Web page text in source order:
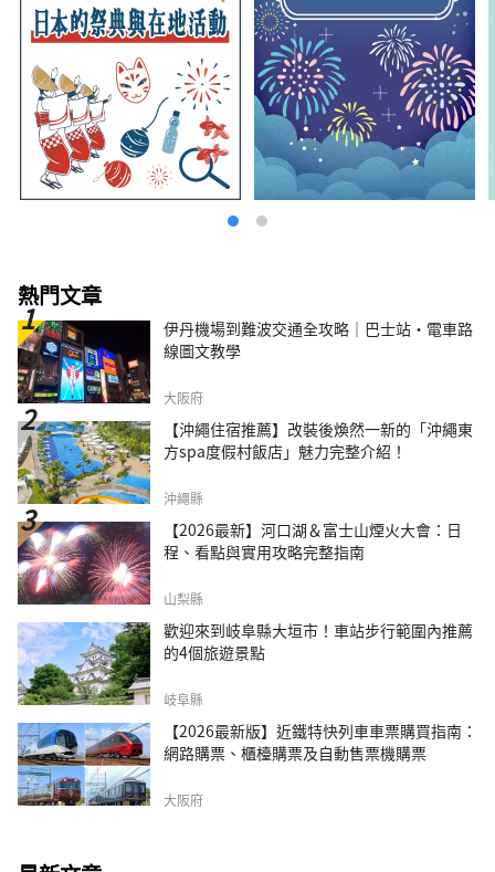
熱門文章
伊丹機場到難波交通全攻略｜巴士站・電車路
線圖文教學
大阪府
【沖繩住宿推薦】改裝後煥然一新的「沖繩東
方spa度假村飯店」魅力完整介紹！
沖繩縣
【2026最新】河口湖＆富士山煙火大會：日
程、看點與實用攻略完整指南
山梨縣
歡迎來到岐阜縣大垣市！車站步行範圍內推薦
的4個旅遊景點
岐阜縣
【2026最新版】近鐵特快列車車票購買指南：
網路購票、櫃檯購票及自動售票機購票
大阪府